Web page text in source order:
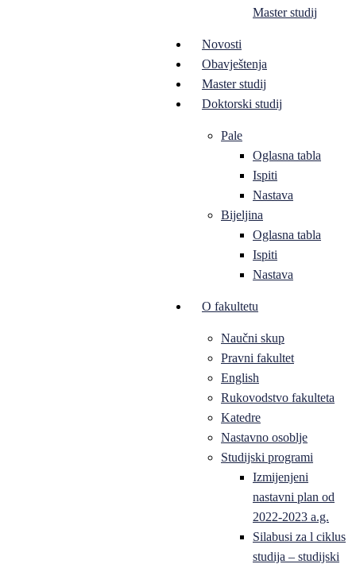
Master studij
Novosti
Obavještenja
Master studij
Doktorski studij
Pale
Oglasna tabla
Ispiti
Nastava
Bijeljina
Oglasna tabla
Ispiti
Nastava
O fakultetu
Naučni skup
Pravni fakultet
English
Rukovodstvo fakulteta
Katedre
Nastavno osoblje
Studijski programi
Izmijenjeni
nastavni plan od
2022-2023 a.g.
Silabusi za l ciklus
studija – studijski